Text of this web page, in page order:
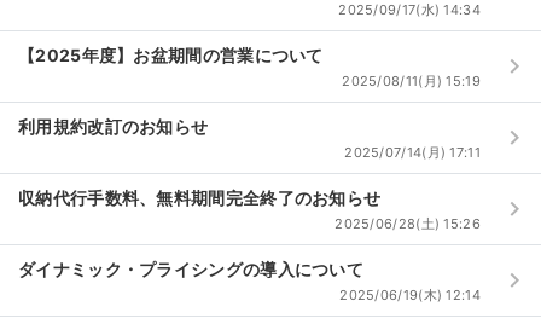
2025/09/17(水) 14:34
【2025年度】お盆期間の営業について
2025/08/11(月) 15:19 keyboard_arrow_right
利用規約改訂のお知らせ
2025/07/14(月) 17:11 keyboard_arrow_right
収納代行手数料、無料期間完全終了のお知らせ
2025/06/28(土) 15:26 keyboard_arrow_right
ダイナミック・プライシングの導入について
2025/06/19(木) 12:14 keyboard_arrow_right